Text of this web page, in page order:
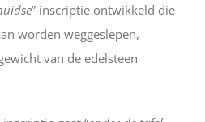
” inscriptie ontwikkeld die
worden weggeslepen,
van de edelsteen